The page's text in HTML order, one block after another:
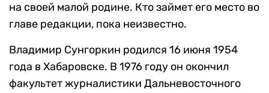
на своей малой родине. Кто займет его место во
главе редакции, пока неизвестно.
Владимир Сунгоркин родился 16 июня 1954
года в Хабаровске. В 1976 году он окончил
факультет журналистики Дальневосточного